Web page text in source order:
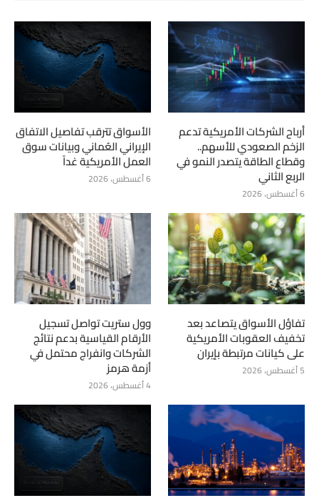
أرباح الشركات الأمريكية تدعم
الزخم الصعودي للأسهم..
وقطاع الطاقة يتصدر النمو في
الربع الثاني
6 أغسطس، 2026
الأسواق تترقب تفاصيل الاتفاق
الإيراني العُماني وبيانات سوق
العمل الأمريكية غداً
6 أغسطس، 2026
تفاؤل الأسواق يتصاعد بعد
تخفيف العقوبات الأمريكية
على كيانات مرتبطة بإيران
5 أغسطس، 2026
وول ستريت تواصل تسجيل
الأرقام القياسية بدعم نتائج
الشركات وانفراج محتمل في
أزمة هرمز
4 أغسطس، 2026